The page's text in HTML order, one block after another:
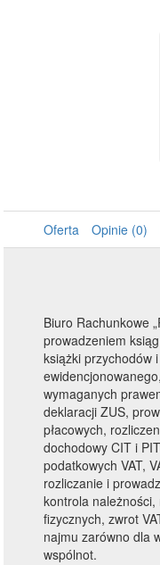
Oferta Opinie (0)
Biuro Rachunkowe
prowadzeniem
książki przychodów
wymaganych
deklaracji ZUS,
płacowych,
dochodowy CIT i
podatkowych VAT,
rozliczanie i
kontrola
fizycznych, zwrot
najmu zarówno dla
wspólnot.